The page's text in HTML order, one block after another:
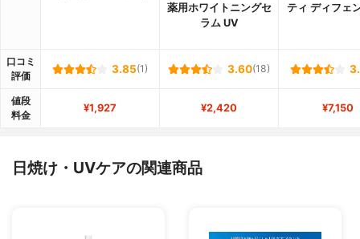
薬用ホワイトニングセ
ラム UV
ティ ディフェ
口コミ
評価
3.85(1) 3.60(18)
値段
料金
¥1,927 ¥2,420 ¥7,150
日焼け・UVケアの関連商品